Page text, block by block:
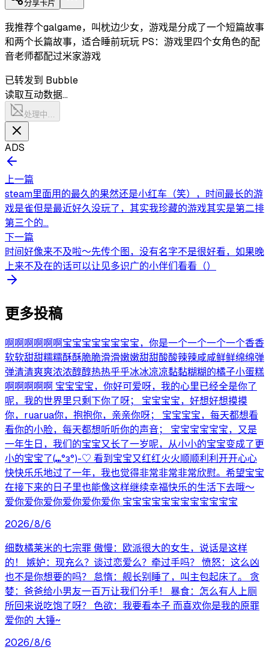
分享卡片
我推荐个galgame，叫枕边少女，游戏是分成了一个短篇故事
和两个长篇故事，适合睡前玩玩 PS：游戏里四个女角色的配
音老师都配过米家游戏
已转发到 Bubble
读取互动数据…
处理中…
ADS
上一篇
steam里面用的最久的果然还是小红车（笑），时间最长的游
戏是雀但是最近好久没玩了，其实我珍藏的游戏其实是第二排
第三个的...
下一篇
时间好像来不及啦～先传个图，没有名字不是很好看，如果晚
上来不及在的话可以让见多识广的小伴们看看（）
更多投稿
啊啊啊啊啊啊宝宝宝宝宝宝宝宝，你是一个一个一个一个香香
软软甜甜糯糯酥酥脆脆滑滑嫩嫩甜甜酸酸辣辣咸咸鲜鲜绵绵弹
弹清清爽爽浓浓醇醇热热乎乎冰冰凉凉黏黏糊糊的橘子小蛋糕
啊啊啊啊啊 宝宝宝宝，你好可爱呀，我的心里已经全是你了
呢，我的世界里只剩下你了呀； 宝宝宝宝，好想好想摸摸
你，ruarua你，抱抱你，亲亲你呀； 宝宝宝宝，每天都想看
看你的小脸，每天都想听听你的声音； 宝宝宝宝宝宝，又是
一年生日，我们的宝宝又长了一岁呢，从小小的宝宝变成了更
小的宝宝了(⑉°з°)-♡ 看到宝宝又红红火火顺顺利利开开心心
快快乐乐地过了一年，我也觉得非常非常非常欣慰。希望宝宝
在接下来的日子里也能像这样继续幸福快乐的生活下去哦～
爱你爱你爱你爱你爱你爱你 宝宝宝宝宝宝宝宝宝宝宝宝
2026/8/6
细数橘莱米的七宗罪 傲慢：欧派很大的女生，说话是这样
的！ 嫉妒：现充么？谈过恋爱么？牵过手吗？ 愤怒：这么凶
也不是你想要的吗？ 怠惰：舰长别睡了，叫主包起床了。 贪
婪：爸爸给小男友一百万让我们分手！ 暴食：怎么有人上厕
所回来说吃饱了呀？ 色欲：我要看本子 而喜欢你是我的原罪
爱你的 大锤~
2026/8/6